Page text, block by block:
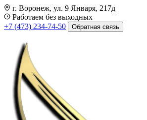
г. Воронеж, ул. 9 Января, 217д
Работаем без выходных
+7 (473) 234-74-50
Обратная связь